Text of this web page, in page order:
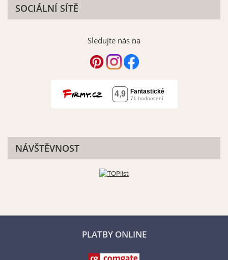
SOCIÁLNÍ SÍTĚ
Sledujte nás na
NÁVŠTĚVNOST
PLATBY ONLINE